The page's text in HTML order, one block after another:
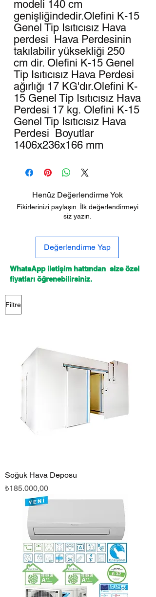
modeli 140 cm
genişliğindedir.Olefini K-15
Genel Tip Isıtıcısız Hava
perdesi Hava Perdesinin
takılabilir yüksekliği 250
cm dir. Olefini K-15 Genel
Tip Isıtıcısız Hava Perdesi
ağırlığı 17 KG'dır.Olefini K-
15 Genel Tip Isıtıcısız Hava
Perdesi 17 kg. Olefini K-15
Genel Tip Isıtıcısız Hava
Perdesi Boyutlar
1406x236x166 mm
Henüz Değerlendirme Yok
Fikirlerinizi paylaşın. İlk değerlendirmeyi
siz yazın.
Değerlendirme Yap
WhatsApp iletişim hattından size özel
fiyatları öğrenebilirsiniz.
Filtre
Soğuk Hava Deposu
Fiyat
₺185.000,00